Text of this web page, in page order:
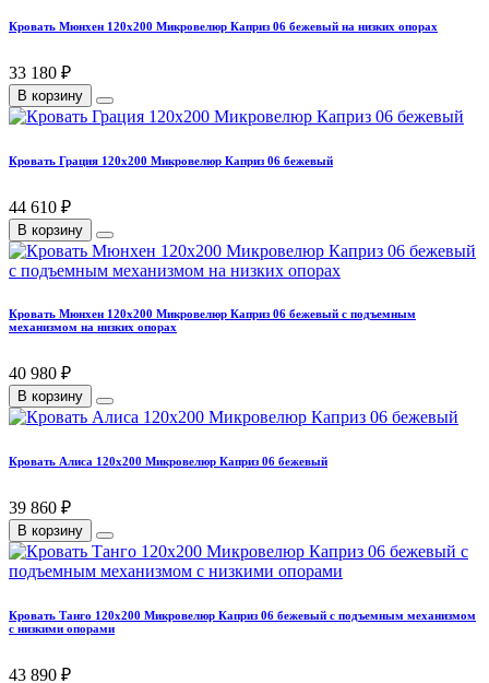
Кровать Мюнхен 120х200 Микровелюр Каприз 06 бежевый на низких опорах
33 180 ₽
В корзину
Кровать Грация 120х200 Микровелюр Каприз 06 бежевый
44 610 ₽
В корзину
Кровать Мюнхен 120х200 Микровелюр Каприз 06 бежевый с подъемным
механизмом на низких опорах
40 980 ₽
В корзину
Кровать Алиса 120х200 Микровелюр Каприз 06 бежевый
39 860 ₽
В корзину
Кровать Танго 120х200 Микровелюр Каприз 06 бежевый с подъемным механизмом
с низкими опорами
43 890 ₽